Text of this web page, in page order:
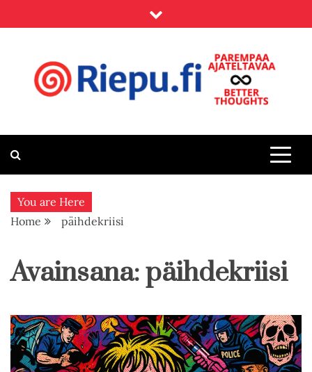
to
Riepu.fi
You are Here
Home
päihdekriisi
Avainsana:päihdekriisi